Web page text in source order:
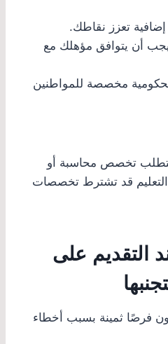
إضافية تعزز نقاطك.
أن يتوافق مؤهلك مع
مخصصة للمواطنين
تتطلب تخصص محاسبة أو
التعليم قد تشترط تخصصات
التقديم على
فرصًا ثمينة بسبب أخطاء